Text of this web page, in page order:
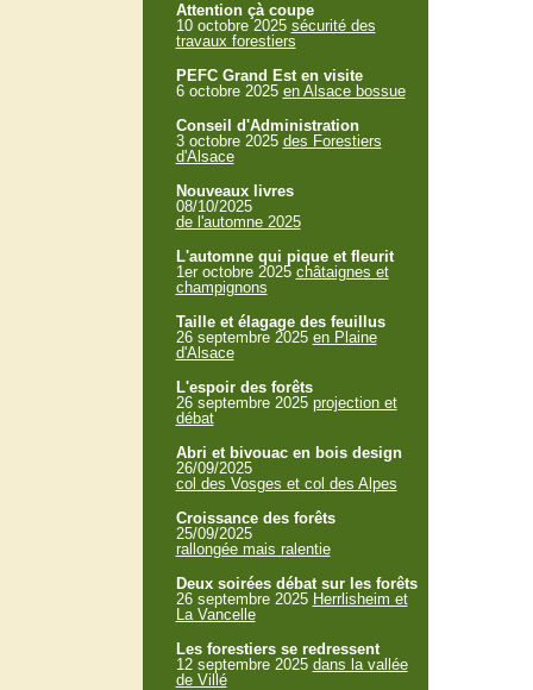
Attention çà coupe
10 octobre 2025 sécurité des
travaux forestiers
PEFC Grand Est en visite
6 octobre 2025 en Alsace bossue
Conseil d'Administration
3 octobre 2025 des Forestiers
d'Alsace
Nouveaux livres
08/10/2025
de l'automne 2025
L'automne qui pique et fleurit
1er octobre 2025 châtaignes et
champignons
Taille et élagage des feuillus
26 septembre 2025 en Plaine
d'Alsace
L'espoir des forêts
26 septembre 2025 projection et
débat
Abri et bivouac en bois design
26/09/2025
col des Vosges et col des Alpes
Croissance des forêts
25/09/2025
rallongée mais ralentie
Deux soirées débat sur les forêts
26 septembre 2025 Herrlisheim et
La Vancelle
Les forestiers se redressent
12 septembre 2025 dans la vallée
de Villé